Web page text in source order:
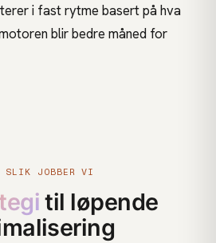
i fast rytme basert på hva
blir bedre måned for
JOBBER VI
til løpende